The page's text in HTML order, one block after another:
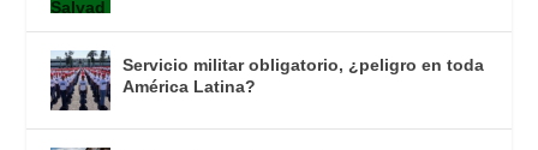
Servicio militar obligatorio, ¿peligro en toda
América Latina?